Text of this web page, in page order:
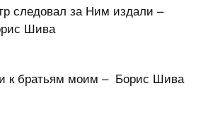
следовал за Ним издали –
Шива
к братьям моим – Борис Шива